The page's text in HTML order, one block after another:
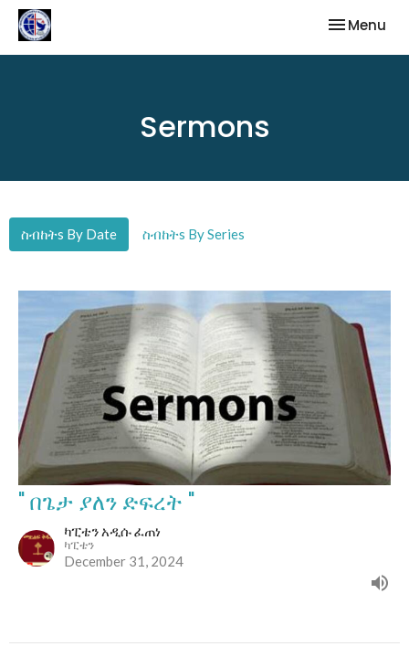
Toggle
Menu
Sermons
ስብከትs By Date ስብከትs By Series
" በጌታ ያለን ድፍረት "
ካፒቴን አዲሱ ፈጠነ
ካፒቴን
December 31, 2024